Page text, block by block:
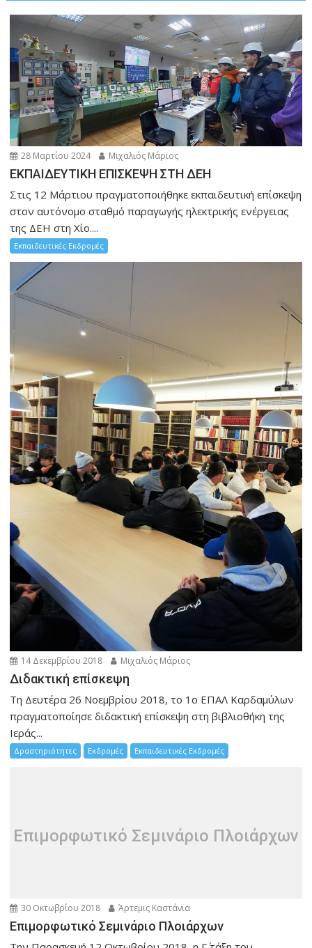
28 Μαρτίου 2024 Μιχαλιός Μάριος
ΕΚΠΑΙΔΕΥΤΙΚΗ ΕΠΙΣΚΕΨΗ ΣΤΗ ΔΕΗ
Στις 12 Μάρτιου πραγματοποιήθηκε εκπαιδευτική επίσκεψη
στον αυτόνομο σταθμό παραγωγής ηλεκτρικής ενέργειας
της ΔΕΗ στη Χίο....
Εκπαιδευτικές Εκδρομές
14 Δεκεμβρίου 2018 Μιχαλιός Μάριος
Διδακτική επίσκεψη
Τη Δευτέρα 26 Νοεμβρίου 2018, το 1ο ΕΠΑΛ Καρδαμύλων
πραγματοποίησε διδακτική επίσκεψη στη βιβλιοθήκη της
Ιεράς...
Δραστηριότητες Εκδρομές Εκπαιδευτικές Εκδρομές
Επιμορφωτικό Σεμινάριο Πλοιάρχων
30 Οκτωβρίου 2018 Άρτεμις Καστάνια
Επιμορφωτικό Σεμινάριο Πλοιάρχων